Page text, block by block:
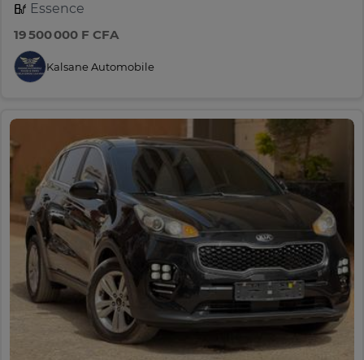
Essence
19 500 000 F CFA
Kalsane Automobile